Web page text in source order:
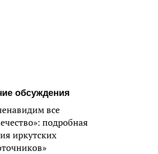
обсуждения
все
подробная
иркутских